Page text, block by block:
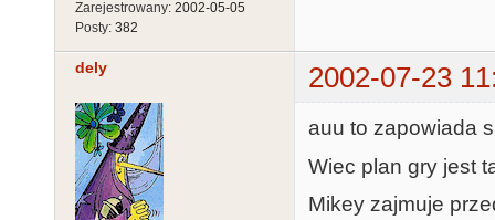
Zarejestrowany: 2002-05-05
Posty: 382
dely 2002-07-23
auu to zapowiada
Wiec plan gry jest
Mikey zajmuje